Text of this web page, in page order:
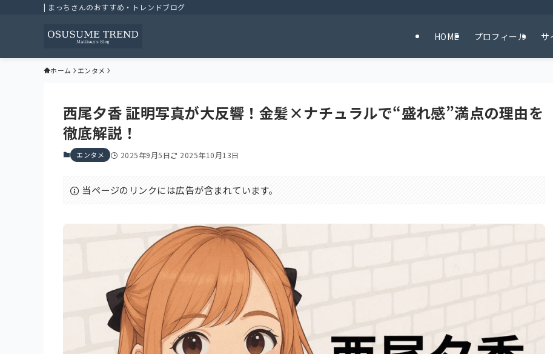
| まっちさんのおすすめ・トレンドブログ
HOME プロフィール サ
ホーム エンタメ
西尾夕香 証明写真が大反響！金髪×ナチュラルで“盛れ感”満点の理由を
徹底解説！
エンタメ 2025年9月5日 2025年10月13日
当ページのリンクには広告が含まれています。